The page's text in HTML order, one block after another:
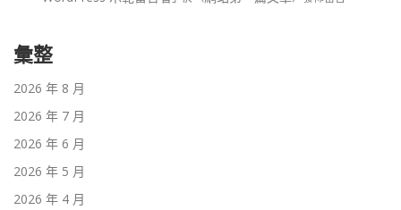
彙整
2026 年 8 月
2026 年 7 月
2026 年 6 月
2026 年 5 月
2026 年 4 月